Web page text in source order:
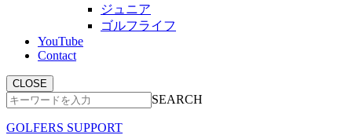
ジュニア
ゴルフライフ
YouTube
Contact
CLOSE
SEARCH
GOLFERS SUPPORT